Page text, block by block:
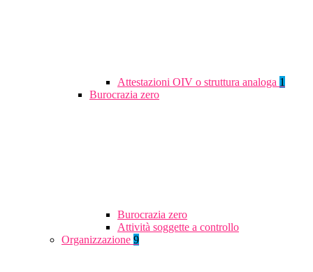
Attestazioni OIV o struttura analoga 1
Burocrazia zero
Burocrazia zero
Attività soggette a controllo
Organizzazione 9